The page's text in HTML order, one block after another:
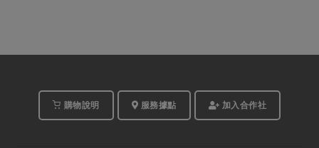
購物說明 服務據點 加入合作社